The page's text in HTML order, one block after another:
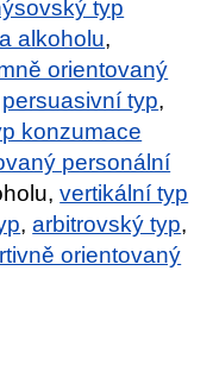
typ
alkoholu,
orientovaný
persuasivní typ,
konzumace
personální
vertikální typ
,arbitrovský typ,
orientovaný